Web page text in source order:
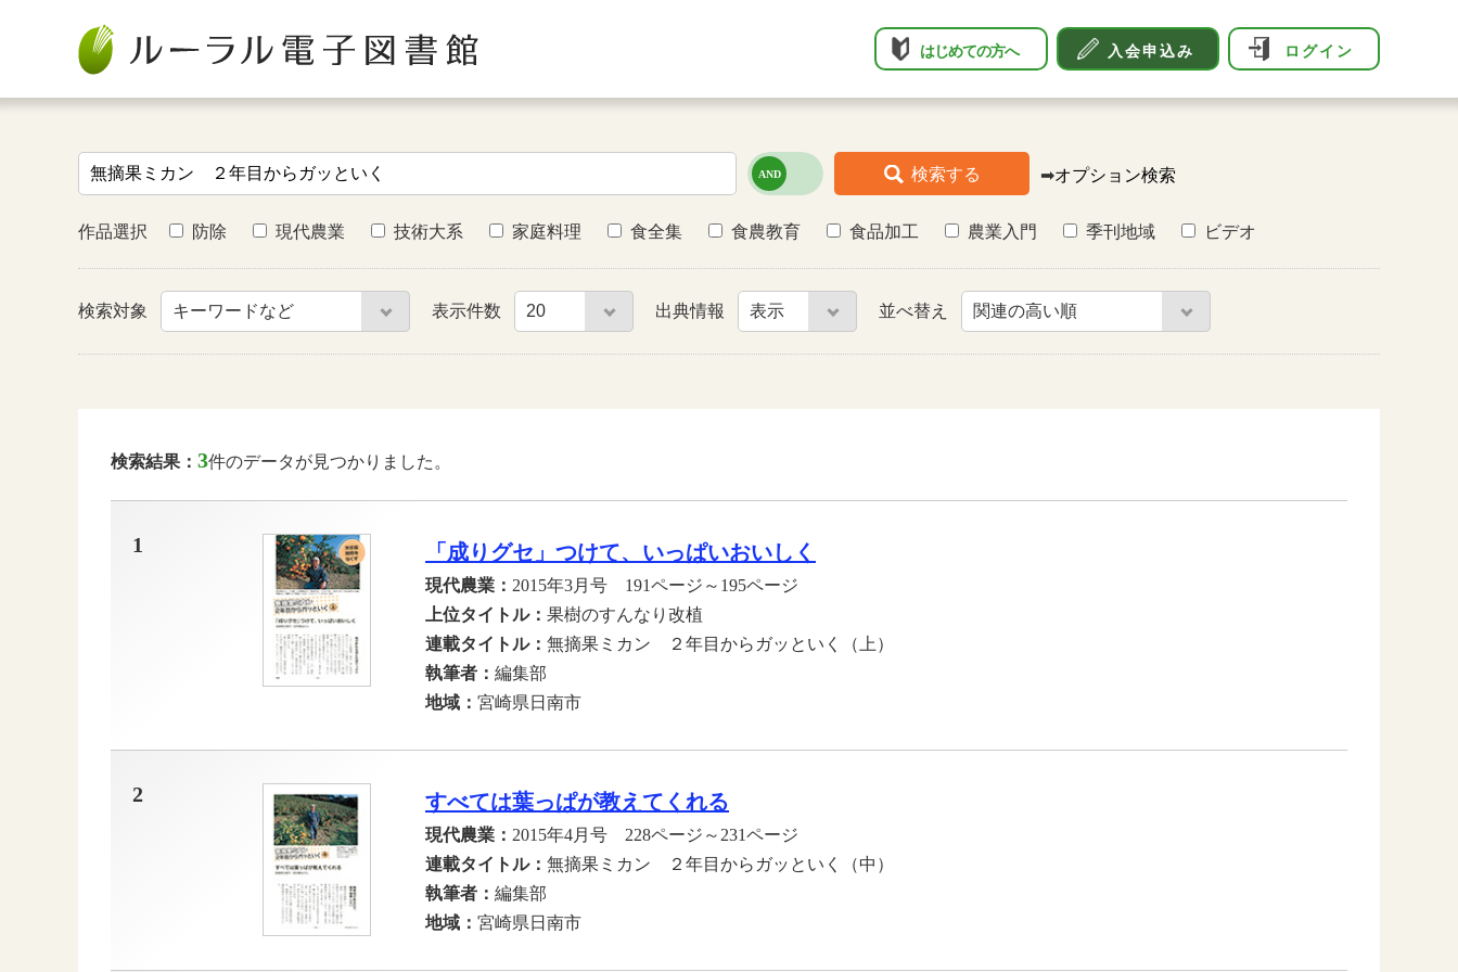
はじめての方へ 入会申込み ログイン
検索する ➡オプション検索
作品選択 防除 現代農業 技術大系 家庭料理 食全集 食農教育 食品加工 農業入門 季刊地域 ビデオ
検索対象 表示件数 出典情報 並べ替え
検索結果： 3件のデータが見つかりました。
1 「成りグセ」つけて、いっぱいおいしく
現代農業： 2015年3月号 191ページ～195ページ
上位タイトル： 果樹のすんなり改植
連載タイトル： 無摘果ミカン ２年目からガッといく（上）
執筆者： 編集部
地域： 宮崎県日南市
2 すべては葉っぱが教えてくれる
現代農業： 2015年4月号 228ページ～231ページ
連載タイトル： 無摘果ミカン ２年目からガッといく（中）
執筆者： 編集部
地域： 宮崎県日南市